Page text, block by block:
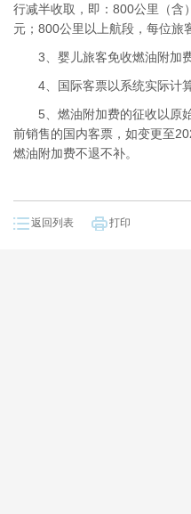
行减半收取，即：800公里（含
元；800公里以上航段，每位旅
3、婴儿旅客免收燃油附加费
4、国际客票以系统实际计算
5、燃油附加费的征收以原始
前销售的国内客票，如变更至
燃油附加费不退不补。
返回列表 打印